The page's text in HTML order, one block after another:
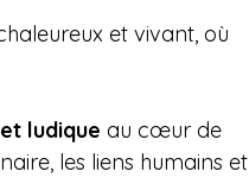
et vivant, où
ludique au cœur de
les liens humains et